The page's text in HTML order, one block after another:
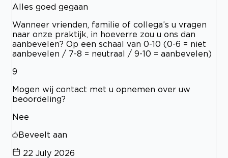
Alles goed gegaan
Wanneer vrienden, familie of collega’s u vragen
naar onze praktijk, in hoeverre zou u ons dan
aanbevelen? Op een schaal van 0-10 (0-6 = niet
aanbevelen / 7-8 = neutraal / 9-10 = aanbevelen)
9
Mogen wij contact met u opnemen over uw
beoordeling?
Nee
Beveelt aan
22 July 2026